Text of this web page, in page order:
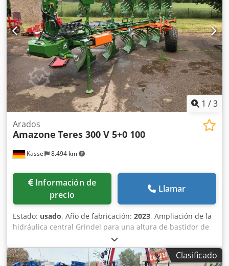
1 /3
Kassel 8.494 km
Arados
Amazone Teres 300 V 5+0 100
Información de
precio
Llamar
Estado: usado, Año de fabricación: 2023, Ampliación de la
hidráulica central Grindel para una altura de bastidor de
80, 1 cuerpo de arado STW / 35, 1 par de rejas de 430, 1
par de puntas de reja HD, 1 par de chapas insertables
para STW / 35, 1 par de soportes para disco cuchilla para
Clasificado